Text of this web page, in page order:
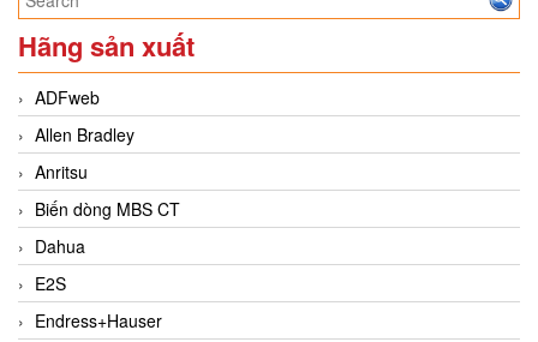
Hãng sản xuất
ADFweb
Allen Bradley
Anritsu
Biến dòng MBS CT
Dahua
E2S
Endress+Hauser